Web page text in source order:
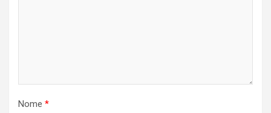
Nome *